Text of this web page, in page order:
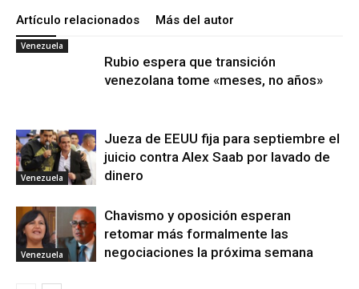
Artículo relacionados Más del autor
Venezuela
Rubio espera que transición
venezolana tome «meses, no años»
Venezuela
Jueza de EEUU fija para septiembre el
juicio contra Alex Saab por lavado de
dinero
Venezuela
Chavismo y oposición esperan
retomar más formalmente las
negociaciones la próxima semana